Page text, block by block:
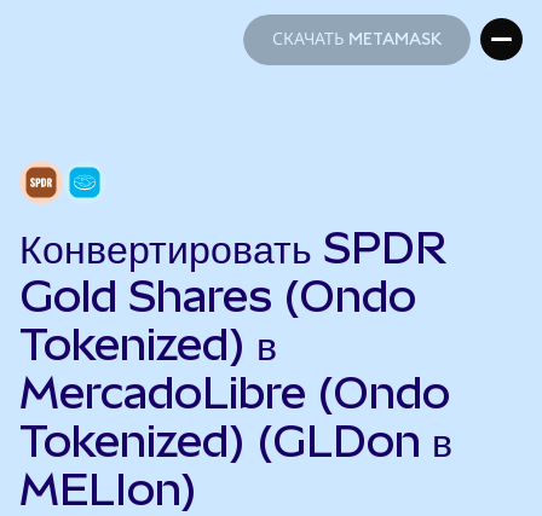
СКАЧАТЬ METAMASK
Конвертировать SPDR
Gold Shares (Ondo
Tokenized) в
MercadoLibre (Ondo
Tokenized) (GLDon в
MELIon)